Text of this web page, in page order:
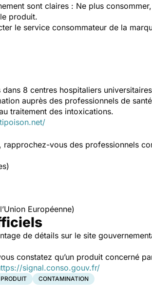
sont claires : Ne plus
produit.
le service consommateur de la
8 centres hospitaliers
auprès des professionnels de
traitement des intoxications.
vous des professionnels
Européenne)
de détails sur le site
constatez qu’un produit concerné
signal.conso.gouv.fr/
CONTAMINATION